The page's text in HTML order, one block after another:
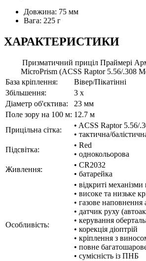
Довжина: 75 мм
Вага: 225 г
ХАРАКТЕРИСТИКИ
Призматичний приціл Праймері
MicroPrism (ACSS Raptor 5.56/.308
База кріплення:
Вівер/Пікатінні
Збільшення:
3 x
Діаметр об'єктива:
23 мм
Поле зору на 100 м: 12.7 м
Прицільна сітка:
• ACSS Raptor 5.56/
• тактична/
Підсвітка:
• Red
• однокольорова
Живлення:
• CR2032
• батарейка
Особливість:
• відкриті
• високе та низьке
• газове наповнення
• датчик руху
• керування
• корекція діоптрій
• кріплення з
• повне
• сумісність із ПНБ